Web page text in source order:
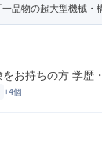
品物の超大型機械・
お持ちの方 学歴・
+4個